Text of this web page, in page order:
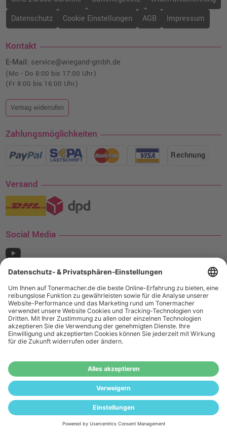
Datenschutz
Cookie Einstellungen AGB Impressum
Kontakt
E-Mail: service@wiegand-gmbh.de
(Mo - Do 8:00 bis 17:00 Uhr)
(Fr 8:00 bis 16:00 Uhr)
Vertrag widerrufen
Zahlungsmöglichkeiten
Rechnung
Versand
Social Media
¹ Nur gültig für den Versand innerhalb Deutschlands. Befindet sich ein Warenwert
von mindestens 35€ (inkl. Mwst.) an Ampertec Artikeln in Ihrem Warenkorb, ist der
Versand für Sie kostenfrei.
Das Angebot von tonermacher.de richtet sich
nicht an Wiederverkäufer. Wenn Sie Wiederverkäufer sind,
registrieren Sie sich bitte in unserem Händler-Portal
www.tonerhersteller.de